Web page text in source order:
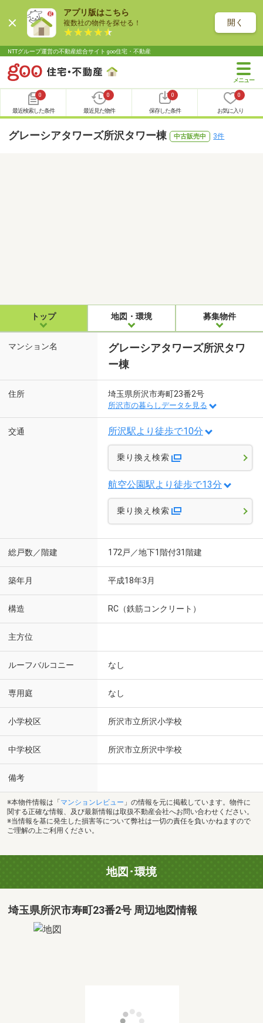
アプリ版はこちら
複数社の物件を探せる！ 開く
NTTグループ運営の不動産総合サイト goo住宅・不動産
0
最近検索した条件
0
最近見た物件
0
保存した条件
0
お気に入り
グレーシアタワーズ所沢タワー棟 中古販売中 3件
トップ 地図・環境 募集物件
マンション名
グレーシアタワーズ所沢タワ
ー棟
住所 埼玉県所沢市寿町23番2号
所沢市の暮らしデータを見る
交通 所沢駅より徒歩で10分
乗り換え検索
航空公園駅より徒歩で13分
乗り換え検索
総戸数／階建 172戸／地下1階付31階建
築年月 平成18年3月
構造 RC（鉄筋コンクリート）
主方位
ルーフバルコニー なし
専用庭 なし
小学校区 所沢市立所沢小学校
中学校区 所沢市立所沢中学校
備考
※本物件情報は「 マンションレビュー 」の情報を元に掲載しています。物件に
関する正確な情報、及び最新情報は取扱不動産会社へお問い合わせください。
※当情報を基に発生した損害等について弊社は一切の責任を負いかねますので
ご理解の上ご利用ください。
地図･環境
埼玉県所沢市寿町23番2号 周辺地図情報